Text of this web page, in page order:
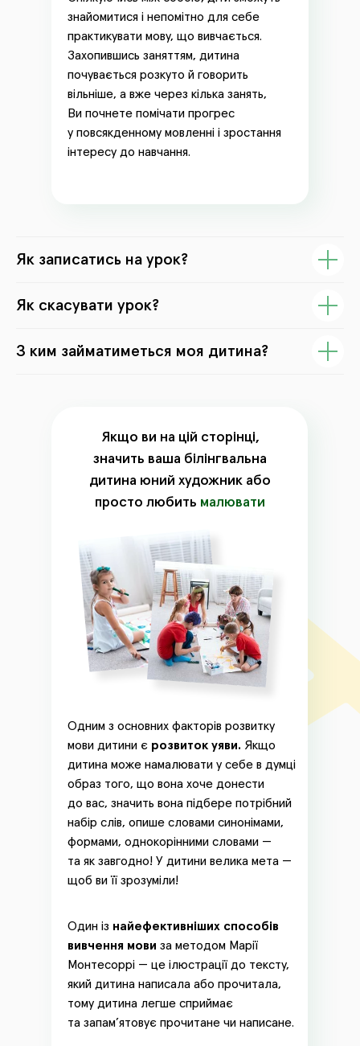
знайомитися і непомітно для себе
практикувати мову, що вивчається.
Захопившись заняттям, дитина
почувається розкуто й говорить
вільніше, а вже через кілька занять,
Ви почнете помічати прогрес
у повсякденному мовленні і зростання
інтересу до навчання.
Як записатись на урок?
Як скасувати урок?
З ким займатиметься моя дитина?
Одним з основних факторів розвитку
мови дитини є розвиток уяви. Якщо
дитина може намалювати у себе в думці
образ того, що вона хоче донести
до вас, значить вона підбере потрібний
набір слів, опише словами синонімами,
формами, однокорінними словами —
та як завгодно! У дитини велика мета —
щоб ви її зрозуміли!
Один із найефективніших способів
вивчення мови за методом Марії
Монтесоррі — це ілюстрації до тексту,
який дитина написала або прочитала,
тому дитина легше сприймає
та запам’ятовує прочитане чи написане.
Якщо ви на цій сторінці,
значить ваша білінгвальна
дитина юний художник або
просто любить малювати